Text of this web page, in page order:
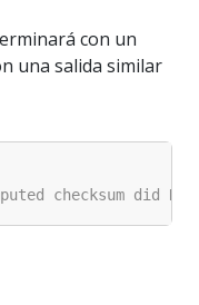
con un
una salida similar